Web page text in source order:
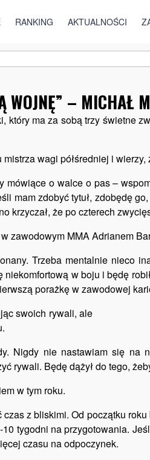
RANKING AKTUALNOŚCI
AKTUALNOŚCI
WOJNĘ” – MICHAŁ
który ma za sobą trzy świetne
wagi półśredniej i
mówiące o walce o pas –
mam zdobyć tytuł, zdobędę
krzyczał, że po czterech
zawodowym MMA Adrianem
Trzeba mentalnie nieco
w boju i będę
porażkę w zawodowej
swoich rywali, ale
Nigdy nie nastawiam się
rywali. Będę dążył do tego,
w tym roku.
z bliskimi. Od początku
tygodni na przygotowania.
czasu na odpoczynek.